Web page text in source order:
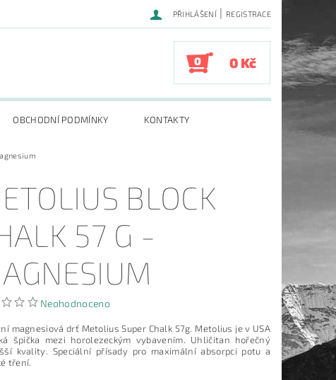
PŘIHLÁŠENÍ | REGISTRACE
0 0 Kč
OBCHODNÍ PODMÍNKY KONTAKTY
BLOCK
57 G -
Neohodnoceno
magnesiová drť Metolius Super Chalk 57g. Metolius je v USA
špička mezi horolezeckým vybavením. Uhličitan hořečný
kvality. Speciální přísady pro maximální absorpci potu a
tření.